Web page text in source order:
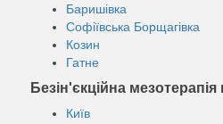
Баришівка
Софіївська Борщагівка
Козин
Гатне
Безін'єкційна мезотерапія
Київ